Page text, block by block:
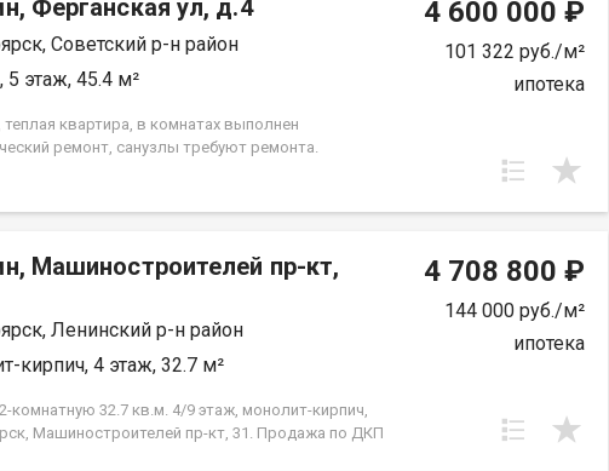
инфраструктура, в шаговой доступности школы,
Аэрокосмический колледж, автобусные
и все необходимое для комфортного
Вся сумма в договоре, один взрослый
Ферганская ул, д.4
Советский р-н район
5 этаж, 45.4 м²
теплая квартира, в комнатах выполнен
ремонт, санузлы требуют ремонта.
инфраструктурой, в шаговой доступности 2
и спорта Металлургов, магазины,
комплекс Роща, парк "Гвардейский", набережная
берег". Без проблем можно уехать в любую точку
полностью готовы к продаже, долгов и
на квартире нет! Торг возможен! Чистая
4 600 000 ₽
101 322 руб./м²
ипотека
Машиностроителей пр-кт,
Ленинский р-н район
кирпич, 4 этаж, 32.7 м²
комнатную 32.7 кв.м. 4/9 этаж, монолит-кирпич,
Машиностроителей пр-кт, 31. Продажа по ДКП
4 708 800 ₽
144 000 руб./м²
ипотека